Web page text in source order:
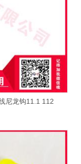
尼龙钩11.1 112